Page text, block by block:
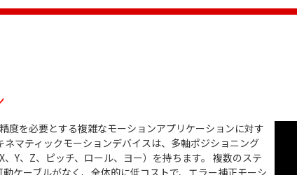
度を必要とする複雑なモーションアプリケーションに対す
マティックモーションデバイスは、多軸ポジショニング
Y、Z、ピッチ、ロール、ヨー）を持ちます。 複数のステ